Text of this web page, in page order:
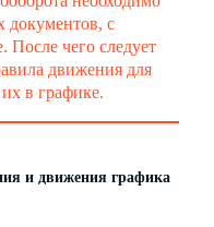
документов, с
После чего следует
движения для
в графике.
и движения графика